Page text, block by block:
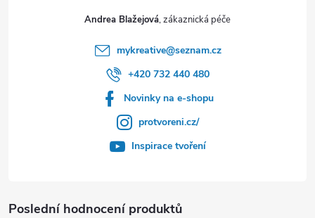
Poslední hodnocení produktů
Andrea Blažejová
mykreative@seznam.cz
+420 732 440 480
Novinky na e-shopu
protvoreni.cz/
Inspirace tvoření